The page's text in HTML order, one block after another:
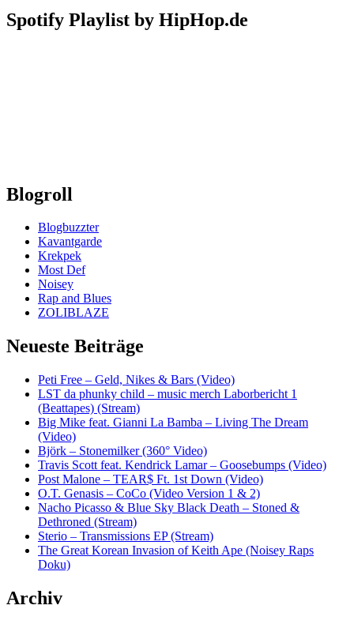
Spotify Playlist by HipHop.de
Blogroll
Blogbuzzter
Kavantgarde
Krekpek
Most Def
Noisey
Rap and Blues
ZOLIBLAZE
Neueste Beiträge
Peti Free – Geld, Nikes & Bars (Video)
LST da phunky child – music merch Laborbericht 1
(Beattapes) (Stream)
Big Mike feat. Gianni La Bamba – Living The Dream
(Video)
Björk – Stonemilker (360° Video)
Travis Scott feat. Kendrick Lamar – Goosebumps (Video)
Post Malone – TEAR$ Ft. 1st Down (Video)
O.T. Genasis – CoCo (Video Version 1 & 2)
Nacho Picasso & Blue Sky Black Death – Stoned &
Dethroned (Stream)
Sterio – Transmissions EP (Stream)
The Great Korean Invasion of Keith Ape (Noisey Raps
Doku)
Archiv